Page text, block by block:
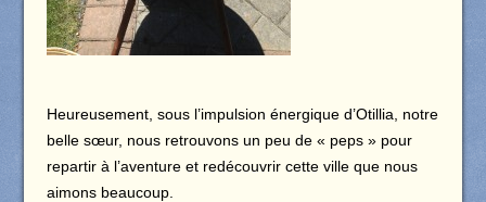
Heureusement, sous l’impulsion énergique d’Otillia, notre
belle sœur, nous retrouvons un peu de « peps » pour
repartir à l’aventure et redécouvrir cette ville que nous
aimons beaucoup.